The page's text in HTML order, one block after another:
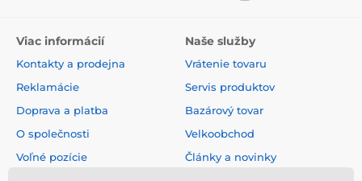
Viac informácií
Kontakty a prodejna
Reklamácie
Doprava a platba
O společnosti
Voľné pozície
Naše služby
Vrátenie tovaru
Servis produktov
Bazárový tovar
Velkoobchod
Články a novinky